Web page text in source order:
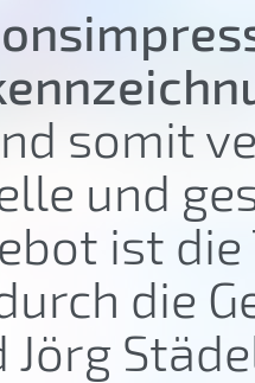
somit
und
ist die
die
Jörg